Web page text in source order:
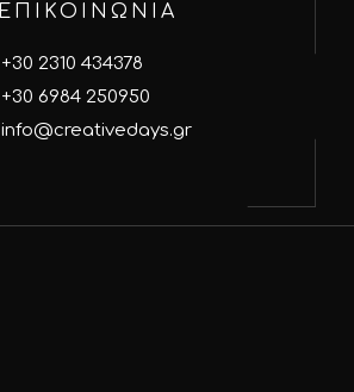
ΕΠΙΚΟΙΝΩΝΙΑ
+30 2310 434378
+30 6984 250950
info@creativedays.gr